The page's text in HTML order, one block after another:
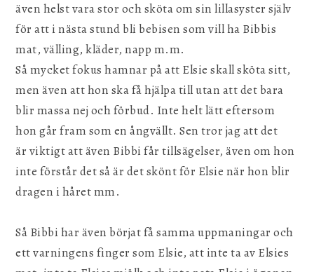
även helst vara stor och sköta om sin lillasyster själv
för att i nästa stund bli bebisen som vill ha Bibbis
mat, välling, kläder, napp m.m.
Så mycket fokus hamnar på att Elsie skall sköta sitt,
men även att hon ska få hjälpa till utan att det bara
blir massa nej och förbud. Inte helt lätt eftersom
hon går fram som en ångvällt. Sen tror jag att det
är viktigt att även Bibbi får tillsägelser, även om hon
inte förstår det så är det skönt för Elsie när hon blir
dragen i håret mm.
Så Bibbi har även börjat få samma uppmaningar och
ett varningens finger som Elsie, att inte ta av Elsies